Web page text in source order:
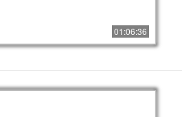
01:06:36